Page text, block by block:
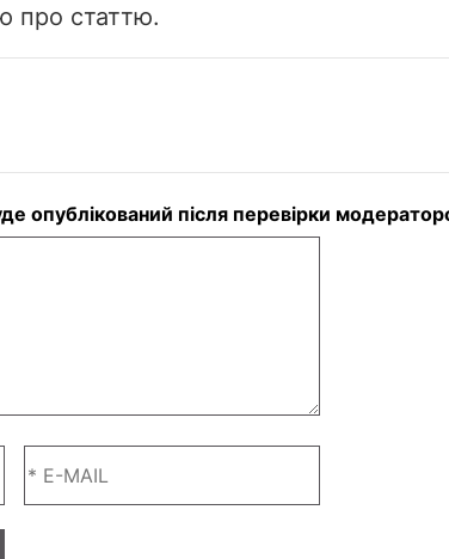
про статтю.
опублікований після перевірки